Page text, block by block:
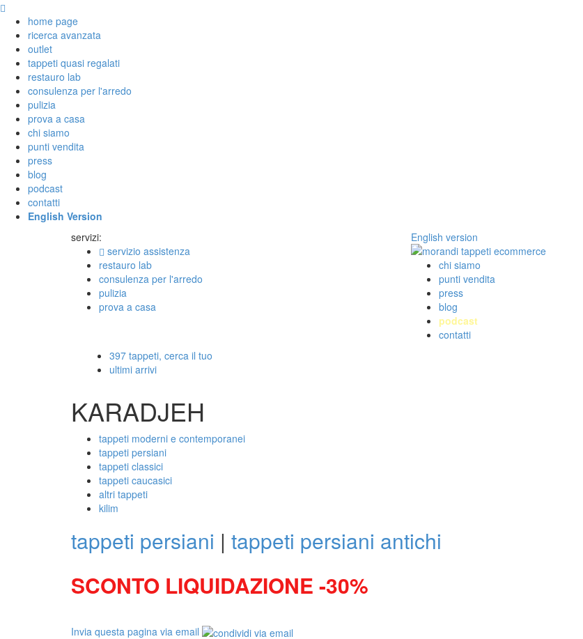
home page
ricerca avanzata
outlet
tappeti quasi regalati
restauro lab
consulenza per l'arredo
pulizia
prova a casa
chi siamo
punti vendita
press
blog
podcast
contatti
English Version
servizi:
servizio assistenza
restauro lab
consulenza per l'arredo
pulizia
prova a casa
English version
chi siamo
punti vendita
press
blog
podcast
contatti
397 tappeti, cerca il tuo
ultimi arrivi
KARADJEH
tappeti moderni e contemporanei
tappeti persiani
tappeti classici
tappeti caucasici
altri tappeti
kilim
tappeti persiani | tappeti persiani antichi
SCONTO LIQUIDAZIONE -30%
Invia questa pagina via email